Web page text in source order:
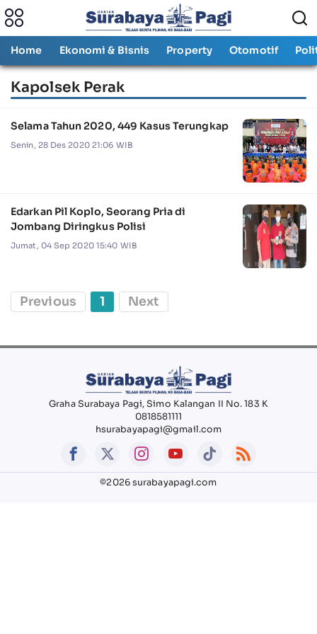
Home Ekonomi & Bisnis Property Otomotif
Kapolsek Perak
Selama Tahun 2020, 449 Kasus Terungkap
Senin, 28 Des 2020 21:06 WIB
Edarkan Pil Koplo, Seorang Pria di
Jombang Diringkus Polisi
Jumat, 04 Sep 2020 15:40 WIB
Previous 1 Next
Graha Surabaya Pagi, Simo Kalangan II No. 183 K
0818581111
hsurabayapagi@gmail.com
©2026 surabayapagi.com